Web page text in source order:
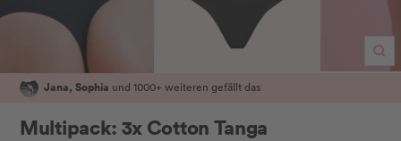
Jana, Sophia und 1000+ weiteren gefällt das
Multipack: 3x Cotton Tanga